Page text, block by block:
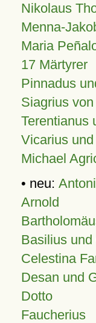
Nikolaus
Menna-
Maria
17 Märtyrer
Pinnadus
Siagrius von
Terentianus
Vicarius
Michael
• neu:
Arnold
Basilius und
Celestina
Desan und
Dotto
Faucherius